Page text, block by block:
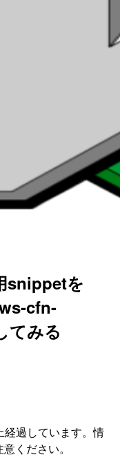
snippetを
cfn-
てみる
経過しています。情
ください。